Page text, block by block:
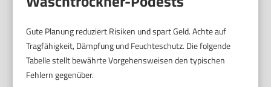
Gute Planung reduziert Risiken und spart Geld. Achte auf
Tragfähigkeit, Dämpfung und Feuchteschutz. Die folgende
Tabelle stellt bewährte Vorgehensweisen den typischen
Fehlern gegenüber.